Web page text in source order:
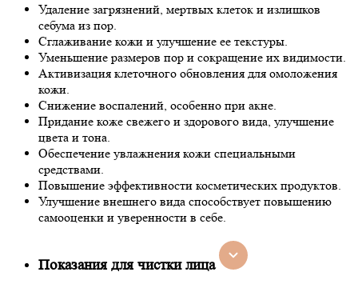
Удаление загрязнений, мертвых клеток и излишков
себума из пор.
Сглаживание кожи и улучшение ее текстуры.
Уменьшение размеров пор и сокращение их видимости.
Активизация клеточного обновления для омоложения
кожи.
Снижение воспалений, особенно при акне.
Придание коже свежего и здорового вида, улучшение
цвета и тона.
Обеспечение увлажнения кожи специальными
средствами.
Повышение эффективности косметических продуктов.
Улучшение внешнего вида способствует повышению
самооценки и уверенности в себе.
Показания для чистки лица